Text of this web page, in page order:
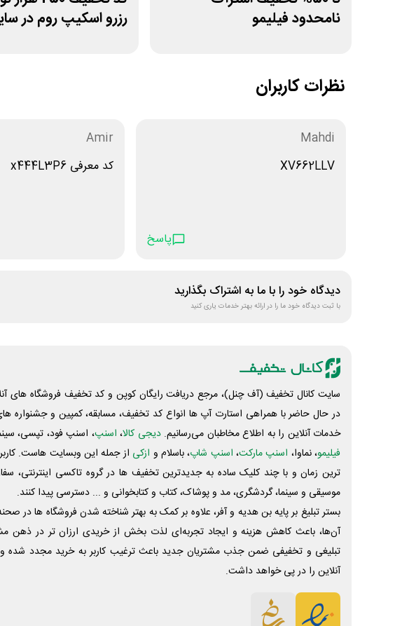
نامحدود فیلیمو
رزرو اسکیپ روم در
نظرات کاربران
Mahdi
XV662LLV
پاسخ
Amir
کد معرفی x444L3P6
دیدگاه خود را با ما به اشتراک بگذارید
با ثبت دیدگاه خود ما را در ارائه بهتر خدمات یاری کنید
سایت کانال تخفیف (آف چنل)، مرجع دریافت رایگان کوپن و کد تخفیف فروشگاه های
در حال حاضر با همراهی استارت آپ ها انواع کد تخفیف، مسابقه، کمپین و جشنواره
خدمات آنلاین را به اطلاع مخاطبان می‌رسانیم. دیجی کالا، اسنپ، اسنپ فود، تپسی،
فیلیمو، نماوا، اسنپ مارکت، اسنپ شاپ، باسلام و ازکی از جمله این وبسایت ‌هاست.
ترین زمان و با چند کلیک ساده به جدیدترین تخفیف ها در گروه تاکسی اینترنتی،
موسیقی و سینما، گردشگری، مد و پوشاک، کتاب و کتابخوانی و ... دسترسی پیدا کنند.
بستر تبلیغ بر پایه بن هدیه و آفر، علاوه بر کمک به بهتر شناخته شدن فروشگاه ها در
آن‌ها، باعث کاهش هزینه و ایجاد تجربه‌ای لذت بخش از خریدی ارزان تر در ذهن
تبلیغی و تخفیفی ضمن جذب مشتریان جدید باعث ترغیب کاربر به خرید مجدد
آنلاین را در پی خواهد داشت.